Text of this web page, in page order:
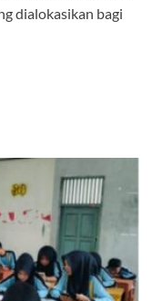
dialokasikan bagi